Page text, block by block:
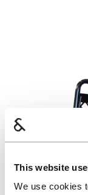
This website
We use cookies